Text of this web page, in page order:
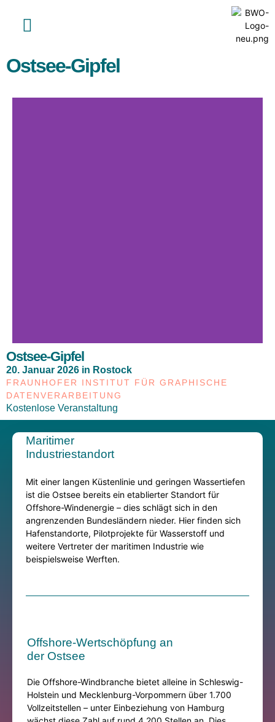
Ostsee-Gipfel
Ostsee-Gipfel
20. Januar 2026 in Rostock
FRAUNHOFER INSTITUT FÜR GRAPHISCHE
DATENVERARBEITUNG
Kostenlose Veranstaltung
Maritimer
Industriestandort
Mit einer langen Küstenlinie und geringen Wassertiefen
ist die Ostsee bereits ein etablierter Standort für
Offshore-Windenergie – dies schlägt sich in den
angrenzenden Bundesländern nieder. Hier finden sich
Hafenstandorte, Pilotprojekte für Wasserstoff und
weitere Vertreter der maritimen Industrie wie
beispielsweise Werften.
Offshore-Wertschöpfung an
der Ostsee
Die Offshore-Windbranche bietet alleine in Schleswig-
Holstein und Mecklenburg-Vorpommern über 1.700
Vollzeitstellen – unter Einbeziehung von Hamburg